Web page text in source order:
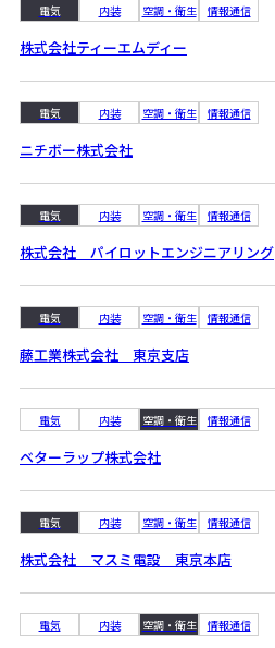
電気 内装 空調・衛生 情報通信
株式会社ティーエムディー
電気 内装 空調・衛生 情報通信
ニチボー株式会社
電気 内装 空調・衛生 情報通信
株式会社 パイロットエンジニアリング
電気 内装 空調・衛生 情報通信
藤工業株式会社 東京支店
電気 内装 空調・衛生 情報通信
ベターラップ株式会社
電気 内装 空調・衛生 情報通信
株式会社 マスミ電設 東京本店
電気 内装 空調・衛生 情報通信